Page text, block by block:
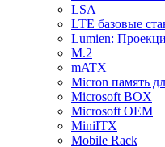
LSA
LTE базовые
Lumien:
M.2
mATX
Micron память
Microsoft BOX
Microsoft OEM
MiniITX
Mobile Rack